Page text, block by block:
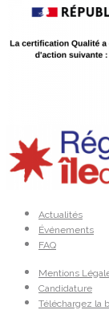
Actualités
Événements
FAQ
Mentions
Candidature
Téléchargez la